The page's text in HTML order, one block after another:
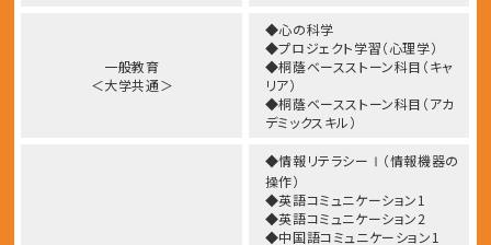
一般教育
＜大学共通＞
◆心の科学
◆プロジェクト学習（心理学）
◆桐蔭ベースストーン科目（キャ
リア）
◆桐蔭ベースストーン科目（アカ
デミックスキル）
◆情報リテラシーⅠ（情報機器の
操作）
◆英語コミュニケーション1
◆英語コミュニケーション2
◆中国語コミュニケーション1